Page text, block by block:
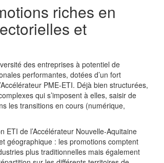
riches en
et
des entreprises à potentiel de
performantes, dotées d’un fort
PME-ETI. Déjà bien structurées,
qui s’imposent à elles, saisir de
les transitions en cours (numérique,
ETI de l’Accélérateur Nouvelle-Aquitaine
géographique : les promotions comptent
plus traditionnelles mais également